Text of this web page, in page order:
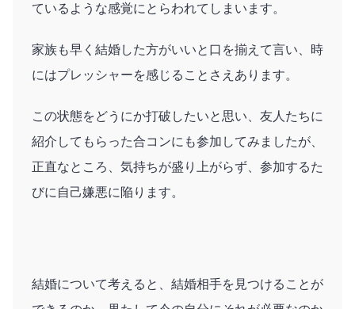
ているような感覚にとらわれてしまいます。
家族も早く結婚した方がいいと口を揃えて言い、時
にはプレッシャーを感じることさえあります。
この状態をどうにか打破したいと思い、友人たちに
紹介してもらった合コンにも参加してみましたが、
正直なところ、気持ちが盛り上がらず、参加するた
びに自己嫌悪に陥ります。
結婚について考えると、結婚相手を見つけることが